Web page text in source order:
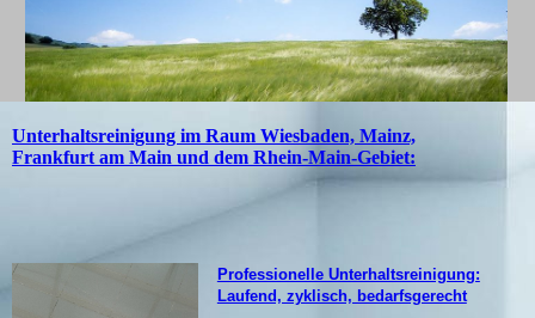
Unterhaltsreinigung im Raum Wiesbaden, Mainz,
Frankfurt am Main und dem Rhein-Main-Gebiet:
Professionelle Unterhaltsreinigung:
Laufend, zyklisch, bedarfsgerecht